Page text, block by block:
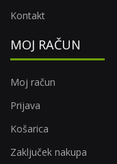
Kontakt
MOJ RAČUN
Moj račun
Prijava
Košarica
Zaključek nakupa